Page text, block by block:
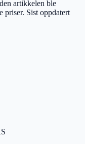
artikkelen ble
priser. Sist oppdatert